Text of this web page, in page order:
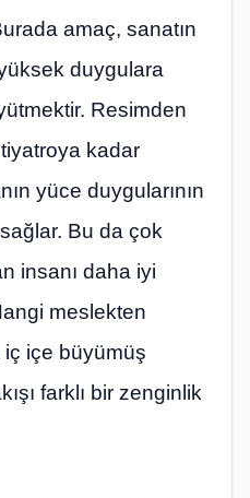
amaç, sanatın
duygulara
Resimden
kadar
yüce duygularının
Bu da çok
insanı daha iyi
meslekten
içe büyümüş
farklı bir zenginlik